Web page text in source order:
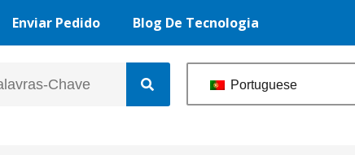
Enviar Pedido Blog De Tecnologia
Portuguese